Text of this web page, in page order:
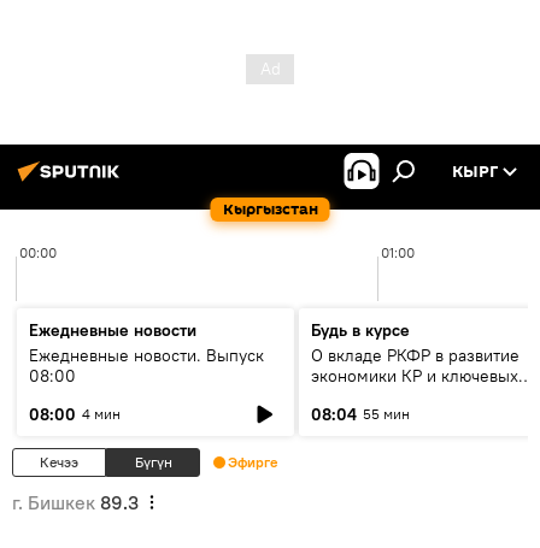
Кыргызстан
КЫРГ
00:00 01:00
Ежедневные новости
Ежедневные новости. Выпуск
08:00
08:00 4 мин
Будь в курсе
О вкладе РКФР в развитие
экономики КР и ключевых
08:04 55 мин
Кечээ Бүгүн Эфирге
г. Бишкек 89.3